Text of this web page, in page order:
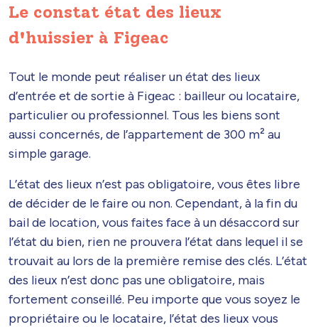
Le constat état des lieux
d'huissier à Figeac
Tout le monde peut réaliser un état des lieux
d’entrée et de sortie à Figeac : bailleur ou locataire,
particulier ou professionnel. Tous les biens sont
aussi concernés, de l’appartement de 300 m² au
simple garage.
L’état des lieux n’est pas obligatoire, vous êtes libre
de décider de le faire ou non. Cependant, à la fin du
bail de location, vous faites face à un désaccord sur
l’état du bien, rien ne prouvera l’état dans lequel il se
trouvait au lors de la première remise des clés. L’état
des lieux n’est donc pas une obligatoire, mais
fortement conseillé. Peu importe que vous soyez le
propriétaire ou le locataire, l’état des lieux vous